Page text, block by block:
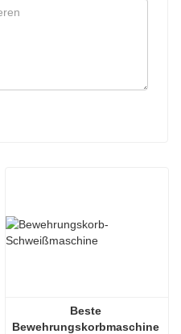
Beste
Bewehrungskorbmaschine